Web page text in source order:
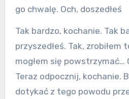
go chwalę. Och, doszedłeś
Tak bardzo, kochanie. Tak
przyszedłeś. Tak, zrobiłem
mogłem się powstrzymać…
Teraz odpocznij, kochanie.
dotykać z tego powodu